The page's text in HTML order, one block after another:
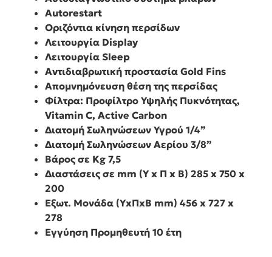
Autorestart
Οριζόντια κίνηση περσίδων
Λειτουργία Display
Λειτουργία Sleep
Αντιδιαβρωτική προστασία Gold Fins
Απομνημόνευση θέση της περσίδας
Φίλτρα: Προφίλτρο Υψηλής Πυκνότητας,
Vitamin C, Active Carbon
Διατομή Σωληνώσεων Υγρού 1/4”
Διατομή Σωληνώσεων Αερίου 3/8”
Βάρος σε Kg 7,5
Διαστάσεις σε mm (Υ x Π x Β) 285 x 750 x
200
Εξωτ. Μονάδα (ΥxΠxΒ mm) 456 x 727 x
278
Εγγύηση Προμηθευτή 10 έτη